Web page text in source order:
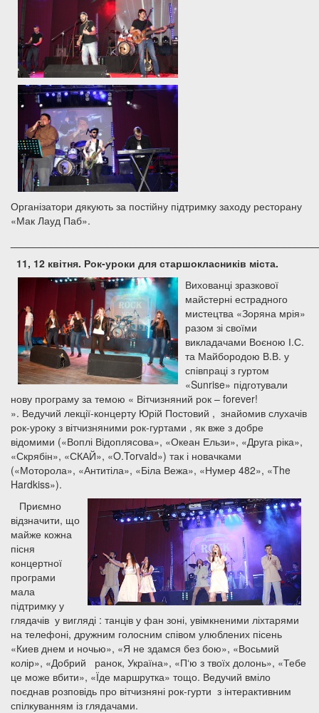
Організатори дякують за постійну підтримку заходу ресторану
«Мак Лауд Паб».
11, 12 квітня. Рок-уроки для старшокласників міста.
Вихованці зразкової
майстерні естрадного
мистецтва «Зоряна мрія»
разом зі своїми
викладачами Воєною І.С.
та Майбородою В.В. у
співпраці з гуртом
«Sunrise» підготували
нову програму за темою « Вітчизняний рок – forever!
». Ведучий лекції-концерту Юрій Постовий , знайомив слухачів
рок-уроку з вітчизняними рок-гуртами , як вже з добре
відомими («Воплі Відоплясова», «Океан Ельзи», «Друга ріка»,
«Скрябін», «СКАЙ», «O.Torvald») так і новачками
(«Моторола», «Антитіла», «Біла Вежа», «Нумер 482», «The
Hardkiss»).
Приємно
відзначити, що
майже кожна
пісня
концертної
програми
мала
підтримку у
глядачів у вигляді : танців у фан зоні, увімкненими ліхтарями
на телефоні, дружним голосним співом улюблених пісень
«Киев днем и ночью», «Я не здамся без бою», «Восьмий
колір», «Добрий ранок, Україна», «П‘ю з твоїх долонь», «Тебе
це може вбити», «Їде маршрутка» тощо. Ведучий вміло
поєднав розповідь про вітчизняні рок-гурти з інтерактивним
спілкуванням із глядачами.